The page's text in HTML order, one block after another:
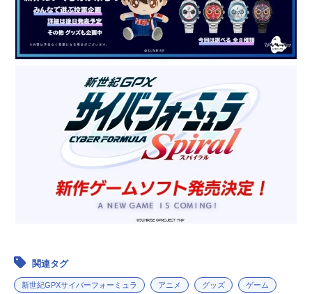
関連タグ
新世紀GPXサイバーフォーミュラ アニメ グッズ ゲーム